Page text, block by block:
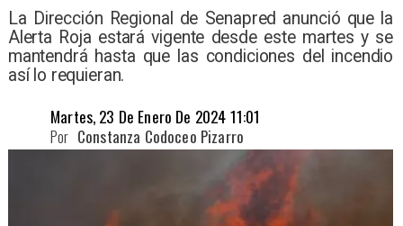
La Dirección Regional de Senapred anunció que la
Alerta Roja estará vigente desde este martes y se
mantendrá hasta que las condiciones del incendio
así lo requieran.
Martes, 23 De Enero De 2024 11:01
Constanza Codoceo Pizarro
Por